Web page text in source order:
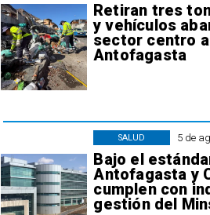
Retiran tres
y vehículos
sector centro
Antofagasta
5 de
Bajo el
Antofagasta y
cumplen con
gestión del
SALUD